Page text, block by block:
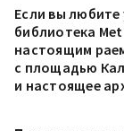
Если вы любите
библиотека
настоящим
с площадью
и настоящее